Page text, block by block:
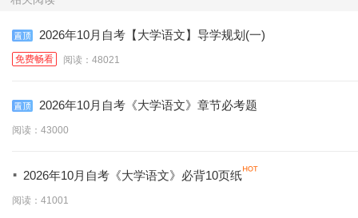
2026年10月自考【大学语文】导学规划(一)
免费畅看 阅读：48021
2026年10月自考《大学语文》章节必考题
阅读：43000
· 2026年10月自考《大学语文》必背10页纸
阅读：41001